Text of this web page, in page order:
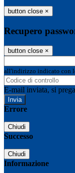
button close ×
Recupero
button close ×
all'indirizzo indicato con
E-mail inviata, si
Errore
Chiudi
Successo
Chiudi
Informazione